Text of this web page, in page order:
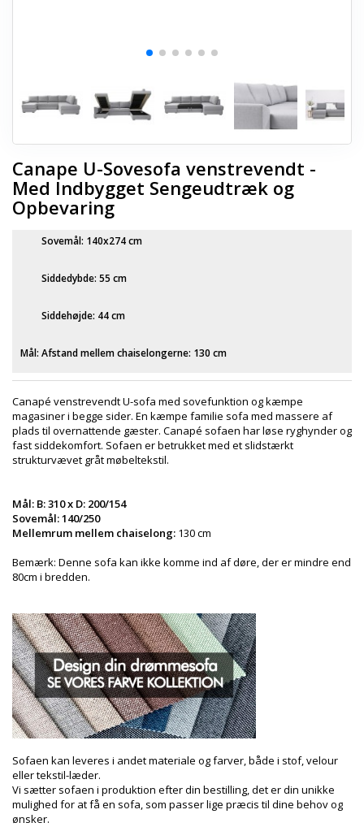
Canape U-Sovesofa venstrevendt -
Med Indbygget Sengeudtræk og
Opbevaring
Mål:
Sovemål: 140x274 cm
Siddedybde: 55 cm
Siddehøjde: 44 cm
Afstand mellem chaiselongerne: 130 cm
Canapé venstrevendt U-sofa med sovefunktion og kæmpe
magasiner i begge sider. En kæmpe familie sofa med massere af
plads til overnattende gæster. Canapé sofaen har løse ryghynder og
fast siddekomfort. Sofaen er betrukket med et slidstærkt
strukturvævet gråt møbeltekstil.
Mål: B: 310 x D: 200/154
Sovemål:140/250
Mellemrum mellem chaiselong: 130 cm
Bemærk: Denne sofa kan ikke komme ind af døre, der er mindre end
80cm i bredden.
Sofaen kan leveres i andet materiale og farver, både i stof, velour
eller tekstil-læder.
Vi sætter sofaen i produktion efter din bestilling, det er din unikke
mulighed for at få en sofa, som passer lige præcis til dine behov og
ønsker.